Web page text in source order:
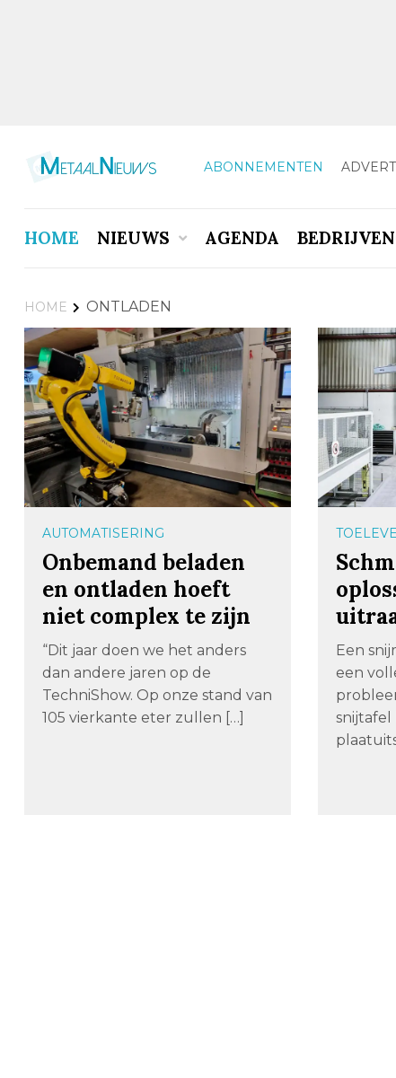
ABONNEMENTEN
HOME NIEUWS AGENDA
HOME ONTLADEN
AUTOMATISERING
Onbemand beladen
en ontladen hoeft
niet complex te zijn
“Dit jaar doen we het anders
dan andere jaren op de
TechniShow. Op onze stand van
105 vierkante eter zullen […]
Een
een
snijtafel